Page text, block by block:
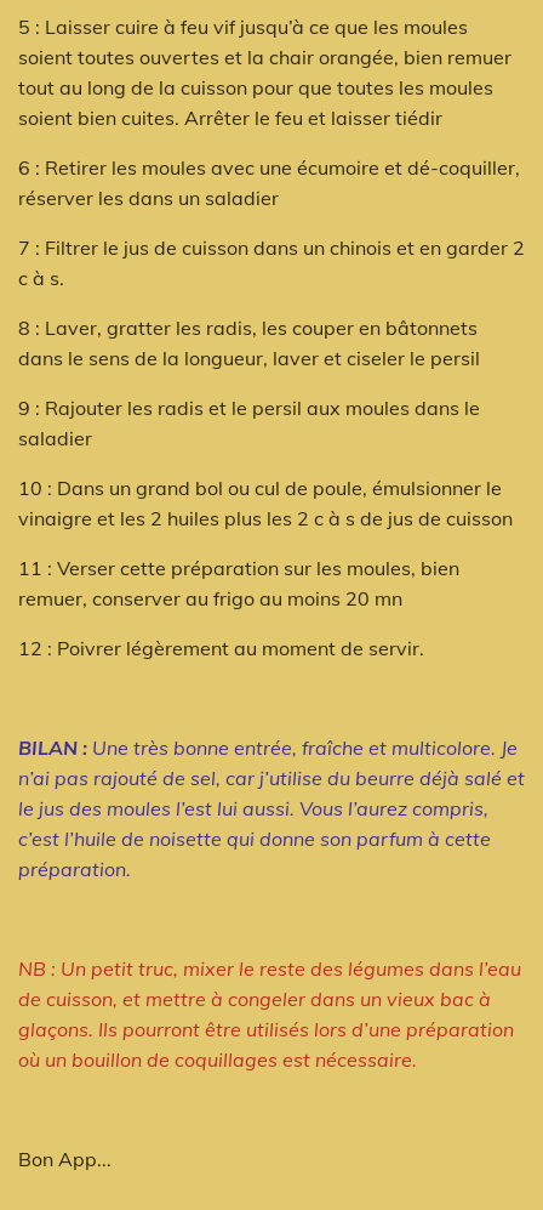
5 : Laisser cuire à feu vif jusqu’à ce que les moules
soient toutes ouvertes et la chair orangée, bien remuer
tout au long de la cuisson pour que toutes les moules
soient bien cuites. Arrêter le feu et laisser tiédir
6 : Retirer les moules avec une écumoire et dé-coquiller,
réserver les dans un saladier
7 : Filtrer le jus de cuisson dans un chinois et en garder 2
c à s.
8 : Laver, gratter les radis, les couper en bâtonnets
dans le sens de la longueur, laver et ciseler le persil
9 : Rajouter les radis et le persil aux moules dans le
saladier
10 : Dans un grand bol ou cul de poule, émulsionner le
vinaigre et les 2 huiles plus les 2 c à s de jus de cuisson
11 : Verser cette préparation sur les moules, bien
remuer, conserver au frigo au moins 20 mn
12 : Poivrer légèrement au moment de servir.
BILAN : Une très bonne entrée, fraîche et multicolore. Je
n’ai pas rajouté de sel, car j’utilise du beurre déjà salé et
le jus des moules l’est lui aussi. Vous l’aurez compris,
c’est l’huile de noisette qui donne son parfum à cette
préparation.
NB : Un petit truc, mixer le reste des légumes dans l’eau
de cuisson, et mettre à congeler dans un vieux bac à
glaçons. Ils pourront être utilisés lors d’une préparation
où un bouillon de coquillages est nécessaire.
Bon App...